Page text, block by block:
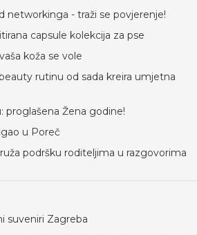
networkinga - traži se povjerenje!
capsule kolekcija za pse
koža se vole
rutinu od sada kreira umjetna
proglašena Žena godine!
u Poreč
podršku roditeljima u razgovorima
suveniri Zagreba